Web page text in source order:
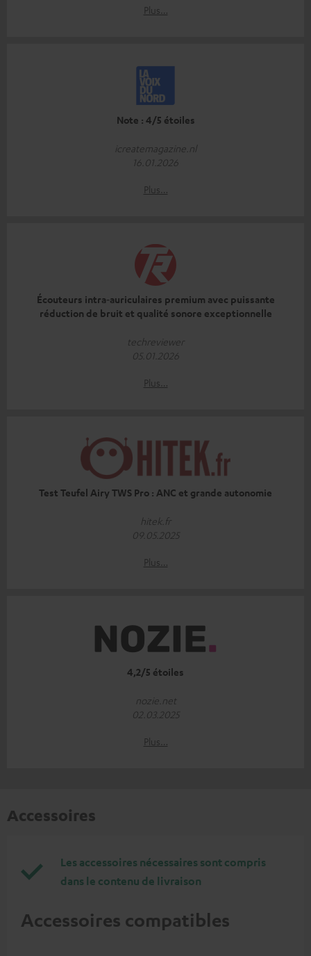
Plus…
Note : 4/5 étoiles
icreatemagazine.nl
16.01.2026
Plus…
Écouteurs intra‑auriculaires premium avec puissante
réduction de bruit et qualité sonore exceptionnelle
techreviewer
05.01.2026
Plus…
Test Teufel Airy TWS Pro : ANC et grande autonomie
hitek.fr
09.05.2025
Plus…
4,2/5 étoiles
nozie.net
02.03.2025
Plus…
Accessoires
Les accessoires nécessaires sont compris
dans le contenu de livraison
Accessoires compatibles